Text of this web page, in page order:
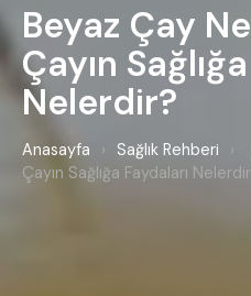
Beyaz Çay
Çayın
Nelerdir?
Anasayfa › Sağlık Rehberi ›
Çayın Sağlığa Faydaları